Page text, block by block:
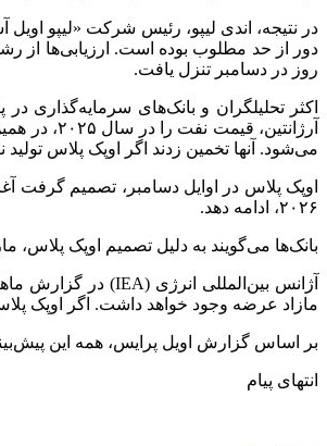
روز در دسامبر تنزل یافت.
می‌شود. آنها تخمین زدند اگر اوپک پلاس تولید نفت خود را از آوریل سال ۲۰۲۵ احیا کند،
۲۰۲۶، ادامه دهد.
بانک‌ها می‌گویند به دلیل تصمیم اوپک
مازاد عرضه وجود خواهد داشت. اگر اوپک پلاس از پایان مارس سال ۲۰۲۵، روند تسهیل محدودیت عرضه داوطلبانه را آغاز
بر اساس گزارش اویل پرایس، همه این
انتهای پیام